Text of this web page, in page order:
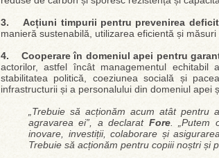
3. Acțiuni timpurii pentru prevenirea
manieră sustenabilă, utilizarea eficientă și
4. Cooperare în domeniul apei pentru
actorilor, astfel încât managementul
stabilitatea politică, coeziunea socială și
infrastructurii și a personalului din domeniul apei
„Trebuie să acționăm acum atât
agravarea ei”, a declarat Fore. „Putem
inovare, investiții, colaborare și
Trebuie să acționăm pentru copiii noștri și